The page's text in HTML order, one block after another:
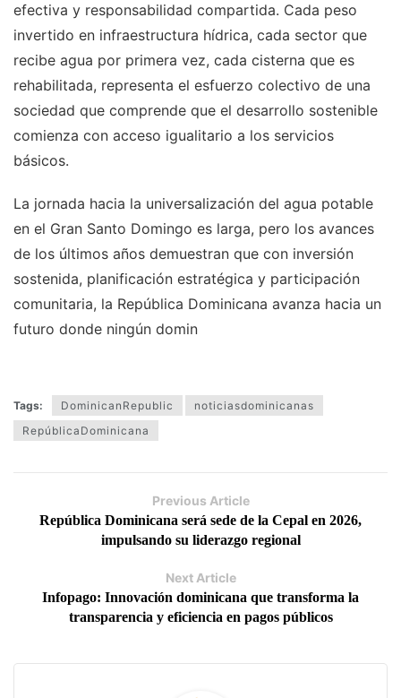
efectiva y responsabilidad compartida. Cada peso
invertido en infraestructura hídrica, cada sector que
recibe agua por primera vez, cada cisterna que es
rehabilitada, representa el esfuerzo colectivo de una
sociedad que comprende que el desarrollo sostenible
comienza con acceso igualitario a los servicios
básicos.
La jornada hacia la universalización del agua potable
en el Gran Santo Domingo es larga, pero los avances
de los últimos años demuestran que con inversión
sostenida, planificación estratégica y participación
comunitaria, la República Dominicana avanza hacia un
futuro donde ningún domin
Tags: DominicanRepublic
noticiasdominicanas
RepúblicaDominicana
Previous Article
República Dominicana será sede de la Cepal en 2026,
impulsando su liderazgo regional
Next Article
Infopago: Innovación dominicana que transforma la
transparencia y eficiencia en pagos públicos